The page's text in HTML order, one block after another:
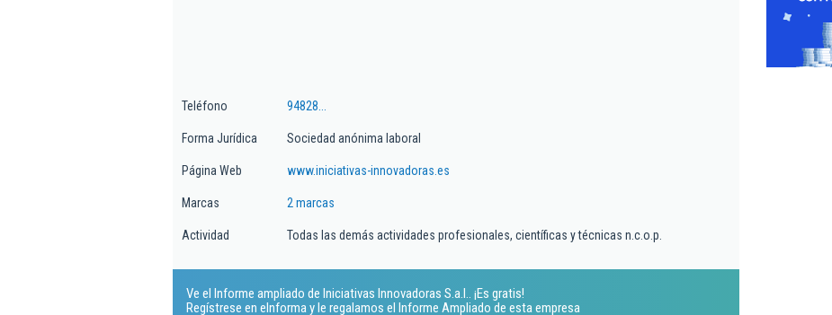
Teléfono 94828...
Forma Jurídica Sociedad anónima laboral
Página Web www.iniciativas-innovadoras.es
Marcas 2 marcas
Actividad Todas las demás actividades profesionales, científicas y técnicas n.c.o.p.
Ve el Informe ampliado de Iniciativas Innovadoras S.a.l.. ¡Es gratis!
Regístrese en eInforma y le regalamos el Informe Ampliado de esta empresa